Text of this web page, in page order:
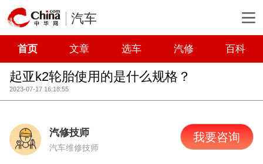
汽车
首页 文章 选车 汽修 百科
起亚k2轮胎使用的是什么规格？
2023-07-17 16:18:55
汽修技师
汽车维修技师
我要咨询